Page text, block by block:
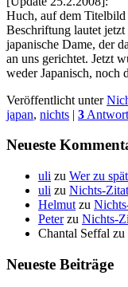
Huch, auf dem
Beschriftung lautet
japanische Dame, der
an uns gerichtet. Jetzt
weder Japanisch, noch
Veröffentlicht unter
japan, nichts | 3
Neueste
uli zu Wer zu
uli zu Nichts-
Helmut zu
Peterzu Nichts-
Chantal Seffal zu
Neueste Beiträge